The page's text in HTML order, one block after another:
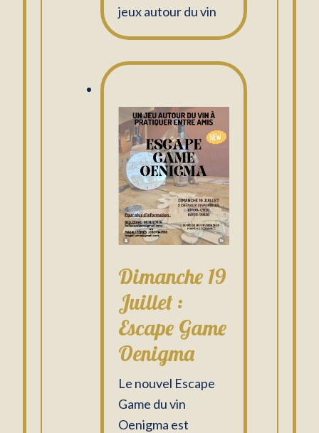
jeux autour du vin
Dimanche 19
Juillet :
Escape Game
Oenigma
Le nouvel Escape
Game du vin
Oenigma est